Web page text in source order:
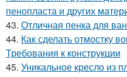
пенопласта и других
43. Отличная пенка для
44. Как сделать отмостку
Требования к конструкции
45. Уникальное кресло из